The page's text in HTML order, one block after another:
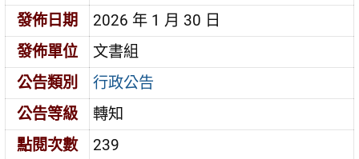
發佈日期
2026 年 1 月 30 日
發佈單位
文書組
公告類別
行政公告
公告等級
轉知
點閱次數
239